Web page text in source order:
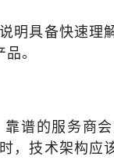
明具备快速
。
谱的服务商
，技术架构